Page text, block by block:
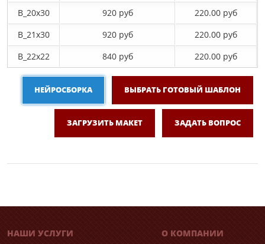
B_20х30
920 руб
220.00 руб
B_21х30
920 руб
220.00 руб
B_22х22
840 руб 220.00 руб
НЕЙРОСБОРКА ВЫБРАТЬ ГОТОВЫЙ ШАБЛОН
ЗАГРУЗИТЬ МАКЕТ ЗАДАТЬ ВОПРОС
НАШИ УСЛУГИ О КОМПАНИИ